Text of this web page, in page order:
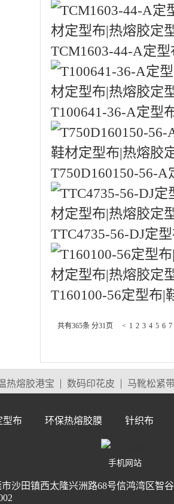
TCM1603-44-A定
T100641-36-A定型
T750D160150-56-
TTC4735-56-DJ定
T160100-56定型布|
共有365条 分31页 < 1 2 3 4 5 6 7
热熔胶港宝 数码印花皮 马靴松紧
型布 环保热熔胶膜 针织布
手机网站
沙田镇西太隆兴洲路68号信鸿湾区智